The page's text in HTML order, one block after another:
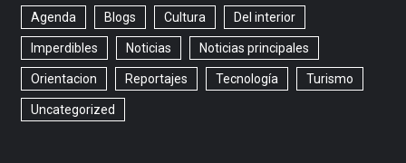
Agenda Blogs Cultura Del interior
Imperdibles Noticias Noticias principales
Orientacion Reportajes Tecnología Turismo
Uncategorized